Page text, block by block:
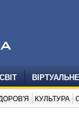
СВІТ
КУЛЬТУРА